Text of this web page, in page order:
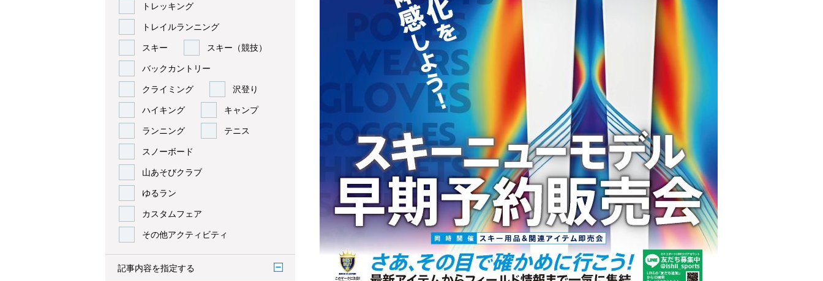
トレッキング
トレイルランニング
スキー スキー（競技）
バックカントリー
クライミング 沢登り
ハイキング キャンプ
ランニング テニス
スノーボード
山あそびクラブ
ゆるラン
カスタムフェア
その他アクティビティ
記事内容を指定する